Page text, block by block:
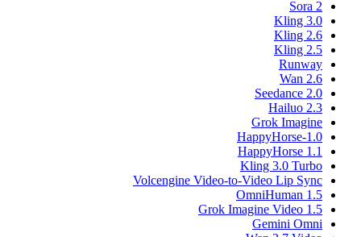
Sora 2
Kling 3.0
Kling 2.6
Kling 2.5
Runway
Wan 2.6
Seedance 2.0
Hailuo 2.3
Grok Imagine
HappyHorse-1.0
HappyHorse 1.1
Kling 3.0 Turbo
Volcengine Video-to-Video Lip Sync
OmniHuman 1.5
Grok Imagine Video 1.5
Gemini Omni